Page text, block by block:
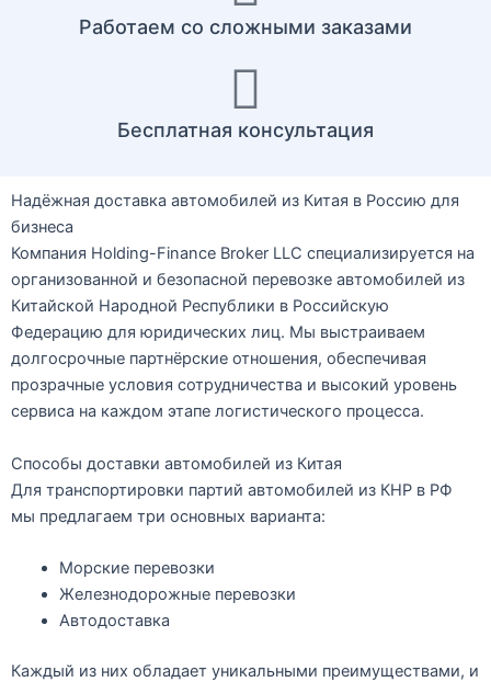
Работаем со сложными заказами
Бесплатная консультация
Надёжная доставка автомобилей из Китая в Россию для
бизнеса
Компания Holding-Finance Broker LLC специализируется на
организованной и безопасной перевозке автомобилей из
Китайской Народной Республики в Российскую
Федерацию для юридических лиц. Мы выстраиваем
долгосрочные партнёрские отношения, обеспечивая
прозрачные условия сотрудничества и высокий уровень
сервиса на каждом этапе логистического процесса.
Способы доставки автомобилей из Китая
Для транспортировки партий автомобилей из КНР в РФ
мы предлагаем три основных варианта:
Морские перевозки
Железнодорожные перевозки
Автодоставка
Каждый из них обладает уникальными преимуществами, и